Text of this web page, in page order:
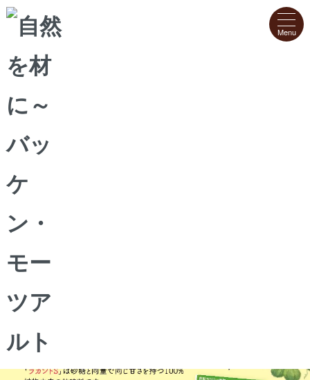
ホーム > 安心！おいしい！低糖質のスイーツ
安心！おいしい！低糖質のスイーツ